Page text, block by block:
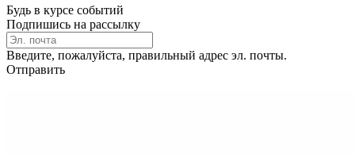
Будь в курсе событий
Подпишись на рассылку
Введите, пожалуйста, правильный адрес эл. почты.
Отправить